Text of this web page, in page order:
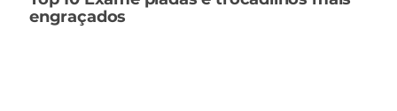
engraçados